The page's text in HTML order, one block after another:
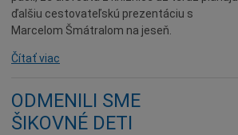
ďalšiu cestovateľskú prezentáciu s
Marcelom Šmátralom na jeseň.
Čítať viac
ODMENILI SME
ŠIKOVNÉ DETI